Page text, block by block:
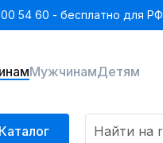
54 60 - бесплатно для РФ
МужчинамДетям